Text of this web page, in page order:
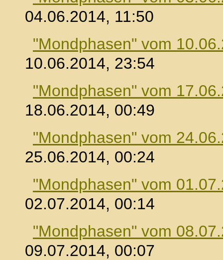
04.06.2014, 11:50
"Mondphasen" vom
10.06.2014, 23:54
"Mondphasen" vom
18.06.2014, 00:49
"Mondphasen" vom
25.06.2014, 00:24
"Mondphasen" vom
02.07.2014, 00:14
"Mondphasen" vom
09.07.2014, 00:07